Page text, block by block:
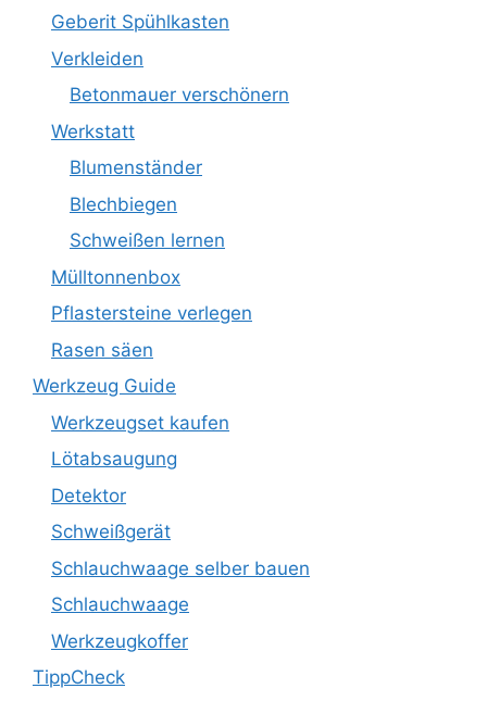
Geberit Spühlkasten
Verkleiden
Betonmauer verschönern
Werkstatt
Blumenständer
Blechbiegen
Schweißen lernen
Mülltonnenbox
Pflastersteine verlegen
Rasen säen
Werkzeug Guide
Werkzeugset kaufen
Lötabsaugung
Detektor
Schweißgerät
Schlauchwaage selber bauen
Schlauchwaage
Werkzeugkoffer
TippCheck